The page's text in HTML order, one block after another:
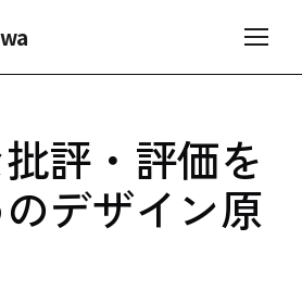
評・評価を
デザイン原